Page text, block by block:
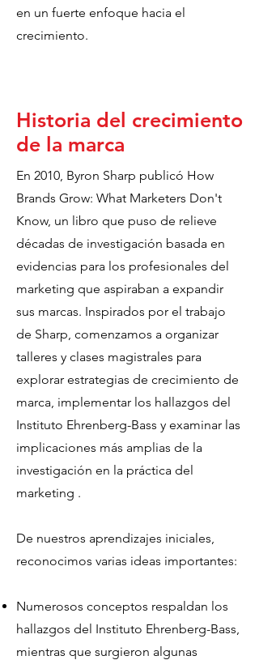
en un fuerte enfoque hacia el
crecimiento.
Historia del crecimiento
de la marca
En 2010, Byron Sharp publicó How
Brands Grow: What Marketers Don't
Know, un libro que puso de relieve
décadas de investigación basada en
evidencias para los profesionales del
marketing que aspiraban a expandir
sus marcas. Inspirados por el trabajo
de Sharp, comenzamos a organizar
talleres y clases magistrales para
explorar estrategias de crecimiento de
marca, implementar los hallazgos del
Instituto Ehrenberg-Bass y examinar las
implicaciones más amplias de la
investigación en la práctica del
marketing .
De nuestros aprendizajes iniciales,
reconocimos varias ideas importantes:
Numerosos conceptos respaldan los
hallazgos del Instituto Ehrenberg-Bass,
mientras que surgieron algunas